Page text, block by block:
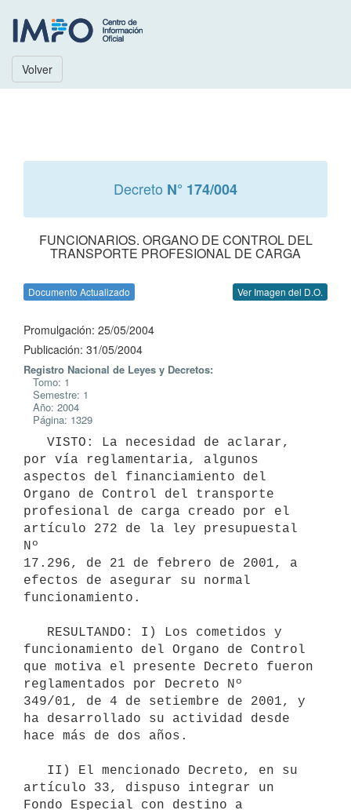
Volver
Decreto N° 174/004
FUNCIONARIOS. ORGANO DE CONTROL DEL
TRANSPORTE PROFESIONAL DE CARGA
Documento Actualizado Ver Imagen del D.O.
Promulgación: 25/05/2004
Publicación: 31/05/2004
Registro Nacional de Leyes y Decretos:
Tomo: 1
Semestre: 1
Año: 2004
Página: 1329
por vía reglamentaria, algunos
aspectos del financiamiento del
Organo de Control del transporte
profesional de carga creado por el
artículo 272 de la ley presupuestal
Nº
17.296, de 21 de febrero de 2001, a
efectos de asegurar su normal
funcionamiento.
funcionamiento del Organo de Control
que motiva el presente Decreto fueron
reglamentados por Decreto Nº
349/01, de 4 de setiembre de 2001, y
ha desarrollado su actividad desde
hace más de dos años.
artículo 33, dispuso integrar un
Fondo Especial con destino a